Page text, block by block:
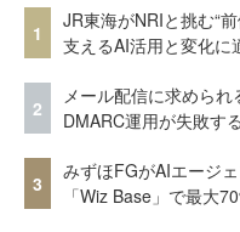
1
JR東海がNRIと挑む“
支えるAI活用と変化に
2
メール配信に求めら
DMARC運用が失敗す
3
みずほFGがAIエージ
「Wiz Base」で最大